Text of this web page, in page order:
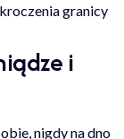
granicy
i
nigdy na dno